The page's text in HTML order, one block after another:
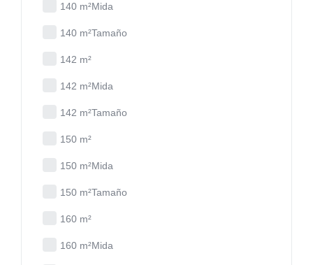
140 m²Mida
140 m²Tamaño
142 m²
142 m²Mida
142 m²Tamaño
150 m²
150 m²Mida
150 m²Tamaño
160 m²
160 m²Mida